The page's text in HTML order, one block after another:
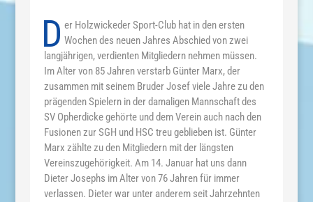
D er Holzwickeder Sport-Club hat in den ersten
Wochen des neuen Jahres Abschied von zwei
langjährigen, verdienten Mitgliedern nehmen müssen.
Im Alter von 85 Jahren verstarb Günter Marx, der
zusammen mit seinem Bruder Josef viele Jahre zu den
prägenden Spielern in der damaligen Mannschaft des
SV Opherdicke gehörte und dem Verein auch nach den
Fusionen zur SGH und HSC treu geblieben ist. Günter
Marx zählte zu den Mitgliedern mit der längsten
Vereinszugehörigkeit. Am 14. Januar hat uns dann
Dieter Josephs im Alter von 76 Jahren für immer
verlassen. Dieter war unter anderem seit Jahrzehnten